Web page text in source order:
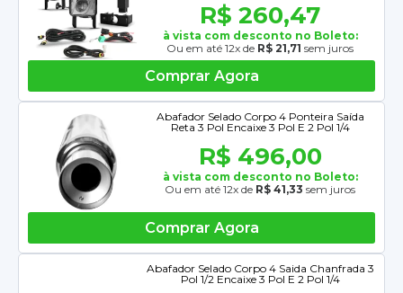
R$ 260,47
à vista com desconto no Boleto:
Ou em até 12x de R$ 21,71 sem juros
Comprar Agora
Abafador Selado Corpo 4 Ponteira Saída
Reta 3 Pol Encaixe 3 Pol E 2 Pol 1/4
R$ 496,00
à vista com desconto no Boleto:
Ou em até 12x de R$ 41,33 sem juros
Comprar Agora
Abafador Selado Corpo 4 Saida Chanfrada 3
Pol 1/2 Encaixe 3 Pol E 2 Pol 1/4